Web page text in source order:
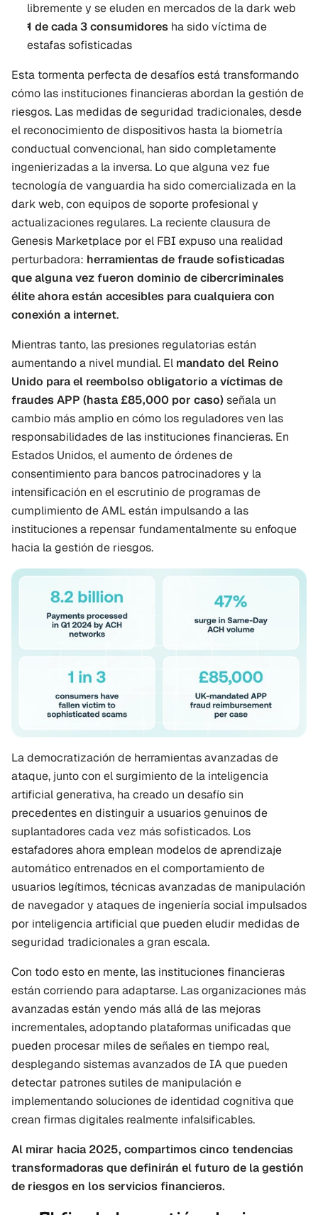
libremente y se eluden en mercados de la dark web
1 de cada 3 consumidores ha sido víctima de
estafas sofisticadas
Esta tormenta perfecta de desafíos está transformando
cómo las instituciones financieras abordan la gestión de
riesgos. Las medidas de seguridad tradicionales, desde
el reconocimiento de dispositivos hasta la biometría
conductual convencional, han sido completamente
ingenierizadas a la inversa. Lo que alguna vez fue
tecnología de vanguardia ha sido comercializada en la
dark web, con equipos de soporte profesional y
actualizaciones regulares. La reciente clausura de
Genesis Marketplace por el FBI expuso una realidad
perturbadora: herramientas de fraude sofisticadas
que alguna vez fueron dominio de cibercriminales
élite ahora están accesibles para cualquiera con
conexión a internet.
Mientras tanto, las presiones regulatorias están
aumentando a nivel mundial. El mandato del Reino
Unido para el reembolso obligatorio a víctimas de
fraudes APP (hasta £85,000 por caso) señala un
cambio más amplio en cómo los reguladores ven las
responsabilidades de las instituciones financieras. En
Estados Unidos, el aumento de órdenes de
consentimiento para bancos patrocinadores y la
intensificación en el escrutinio de programas de
cumplimiento de AML están impulsando a las
instituciones a repensar fundamentalmente su enfoque
hacia la gestión de riesgos.
La democratización de herramientas avanzadas de
ataque, junto con el surgimiento de la inteligencia
artificial generativa, ha creado un desafío sin
precedentes en distinguir a usuarios genuinos de
suplantadores cada vez más sofisticados. Los
estafadores ahora emplean modelos de aprendizaje
automático entrenados en el comportamiento de
usuarios legítimos, técnicas avanzadas de manipulación
de navegador y ataques de ingeniería social impulsados
por inteligencia artificial que pueden eludir medidas de
seguridad tradicionales a gran escala.
Con todo esto en mente, las instituciones financieras
están corriendo para adaptarse. Las organizaciones más
avanzadas están yendo más allá de las mejoras
incrementales, adoptando plataformas unificadas que
pueden procesar miles de señales en tiempo real,
desplegando sistemas avanzados de IA que pueden
detectar patrones sutiles de manipulación e
implementando soluciones de identidad cognitiva que
crean firmas digitales realmente infalsificables.
Al mirar hacia 2025, compartimos cinco tendencias
transformadoras que definirán el futuro de la gestión
de riesgos en los servicios financieros.